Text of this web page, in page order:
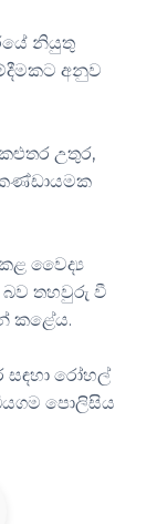
නියුතු
අනුව
උතුර,
කණ්ඩායමක
වෛද්‍ය
බව තහවුරු වී
කළේය.
සඳහා රෝහල්
පොලිසිය